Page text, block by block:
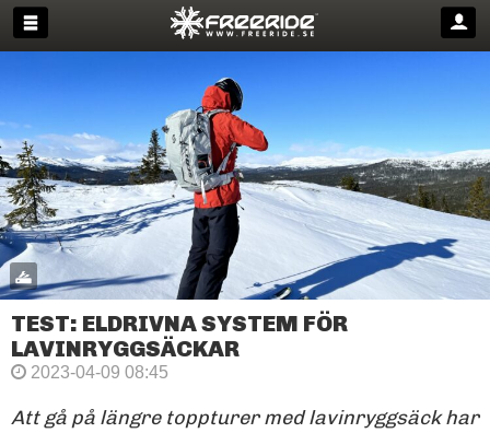
TEST: ELDRIVNA SYSTEM FÖR
LAVINRYGGSÄCKAR
2023-04-09 08:45
Att gå på längre toppturer med lavinryggsäck har